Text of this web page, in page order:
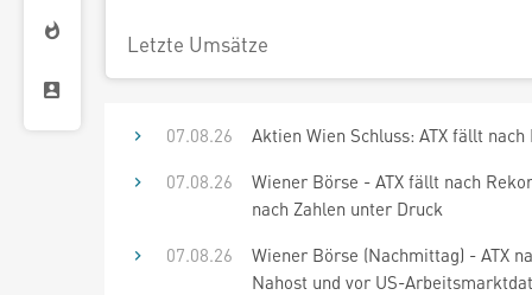
Letzte Umsätze
07.08.26
Aktien Wien Schluss: ATX fällt
07.08.26
Wiener Börse - ATX fällt nach
nach Zahlen unter Druck
07.08.26
Wiener Börse (Nachmittag) - ATX
Nahost und vor US-